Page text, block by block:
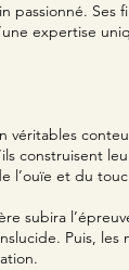
Ses
expertise
construisent
l’ouïe et du
subira
Puis,